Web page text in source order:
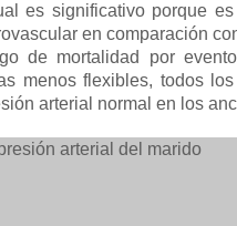
es significativo porque
en comparación
de mortalidad por
menos flexibles, todos
arterial normal en los